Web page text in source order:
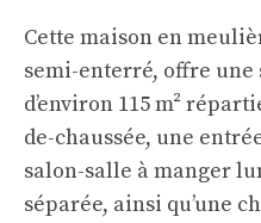
Cette maison en
semi-enterré, offre
d’environ 115 m²
de-chaussée, une
salon-salle à manger
séparée, ainsi qu’une